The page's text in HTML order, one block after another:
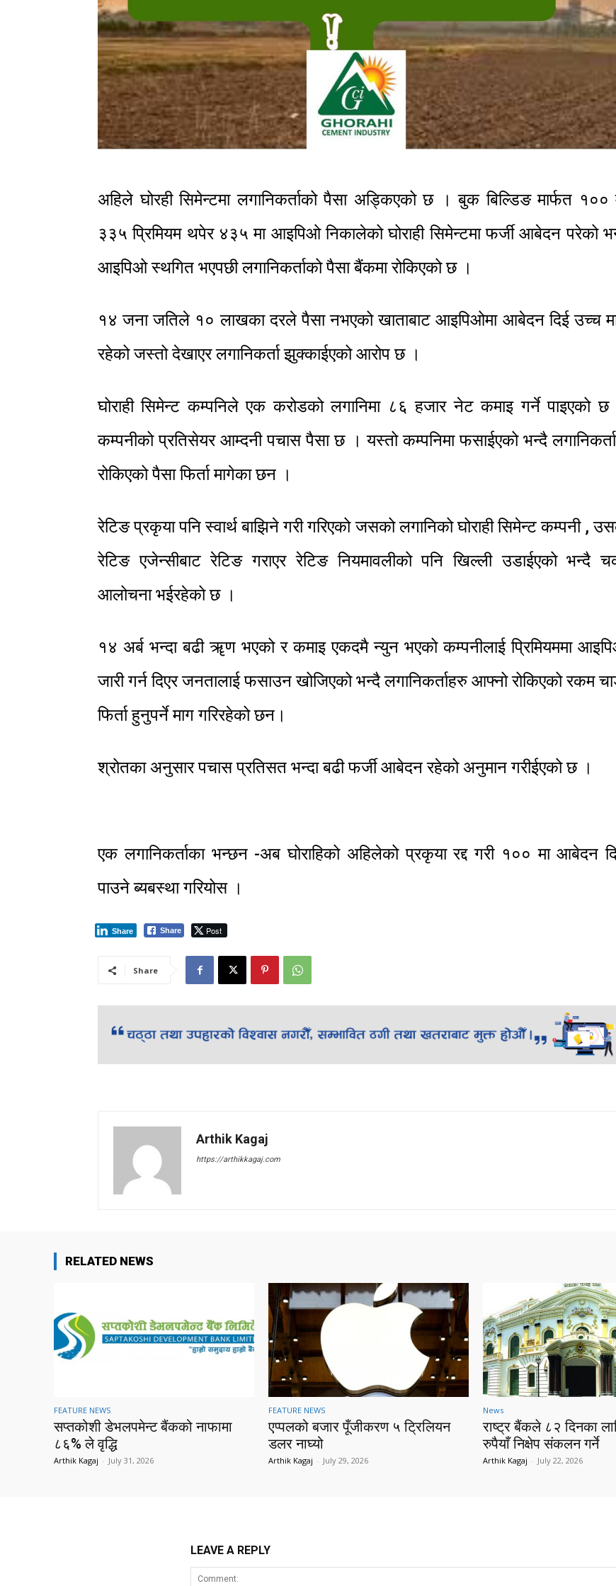
अहिले घोरही सिमेन्टमा लगानिकर्ताको पैसा अड्किएको छ । बुक बिल्डिङ मार्फत १००
३३५ प्रिमियम थपेर ४३५ मा आइपिओ निकालेको घोराही सिमेन्टमा फर्जी आबेदन परेको
आइपिओ स्थगित भएपछी लगानिकर्ताको पैसा बैंकमा रोकिएको छ ।
१४ जना जतिले १० लाखका दरले पैसा नभएको खाताबाट आइपिओमा आबेदन दिई उच्च
रहेको जस्तो देखाएर लगानिकर्ता झुक्काईएको आरोप छ ।
घोराही सिमेन्ट कम्पनिले एक करोडको लगानिमा ८६ हजार नेट कमाइ गर्ने पाइएको छ
कम्पनीको प्रतिसेयर आम्दनी पचास पैसा छ । यस्तो कम्पनिमा फसाईएको भन्दै
रोकिएको पैसा फिर्ता मागेका छन ।
रेटिङ प्रकृया पनि स्वार्थ बाझिने गरी गरिएको जसको लगानिको घोराही सिमेन्ट कम्पनी ,
रेटिङ एजेन्सीबाट रेटिङ गराएर रेटिङ नियमावलीको पनि खिल्ली उडाईएको भन्दै
आलोचना भईरहेको छ ।
१४ अर्ब भन्दा बढी ॠण भएको र कमाइ एकदमै न्युन भएको कम्पनीलाई प्रिमियममा
जारी गर्न दिएर जनतालाई फसाउन खोजिएको भन्दै लगानिकर्ताहरु आफ्नो रोकिएको रकम
फिर्ता हुनुपर्ने माग गरिरहेको छन।
श्रोतका अनुसार पचास प्रतिसत भन्दा बढी फर्जी आबेदन रहेको अनुमान गरीईएको छ ।
एक लगानिकर्ताका भन्छन -अब घोराहिको अहिलेको प्रकृया रद्द गरी १०० मा आबेदन
पाउने ब्यबस्था गरियोस ।
Share Post
Share
Share
Arthik Kagaj
https://arthikkagaj.com
RELATED NEWS
FEATURE NEWS
सप्तकोशी डेभलपमेन्ट बैंकको नाफामा
८६% ले वृद्धि
Arthik Kagaj - July 31, 2026
FEATURE NEWS
एप्पलको बजार पूँजीकरण ५ ट्रिलियन
डलर नाघ्यो
Arthik Kagaj - July 29, 2026
News
राष्ट्र बैंकले ८२ दिनका
रुपैयाँ निक्षेप संकलन गर्ने
Arthik Kagaj - July 22, 2026
LEAVE A REPLY